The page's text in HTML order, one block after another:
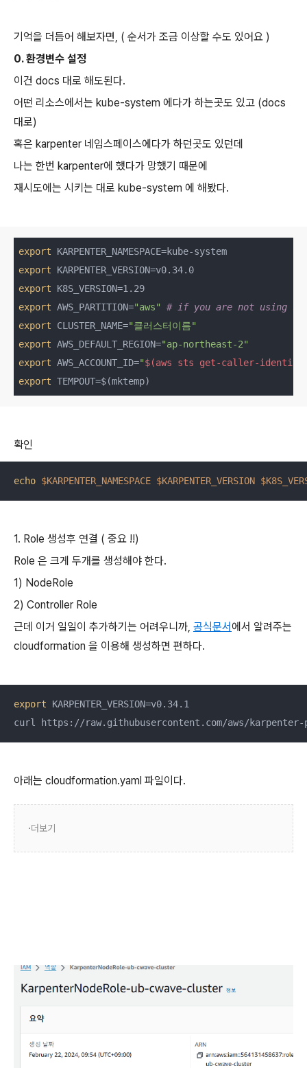
기억을 더듬어 해보자면, ( 순서가 조금 이상할 수도 있어요 )
0. 환경변수 설정
이건 docs 대로 해도된다.
어떤 리소스에서는 kube-system 에다가 하는곳도 있고 (docs
대로)
혹은 karpenter 네임스페이스에다가 하던곳도 있던데
나는 한번 karpenter에 했다가 망했기 때문에
재시도에는 시키는 대로 kube-system 에 해봤다.
export
export
export
export AWS_PARTITION="aws"
# if you are not using
export CLUSTER_NAME="클러스터이름"
export AWS_DEFAULT_REGION="ap-northeast-2"
export AWS_ACCOUNT_ID="$(aws sts get-caller-
export TEMPOUT=$(mktemp)
확인
echo $KARPENTER_NAMESPACE $KARPENTER_VERSION
1. Role 생성후 연결 ( 중요 !!)
Role 은 크게 두개를 생성해야 한다.
1) NodeRole
2) Controller Role
근데 이거 일일이 추가하기는 어려우니까, 공식문서에서 알려주는
cloudformation 을 이용해 생성하면 편하다.
export KARPENTER_VERSION=v0.34.1
curl https://raw.githubusercontent.com/aws/karpenter-
아래는 cloudformation.yaml 파일이다.
더보기